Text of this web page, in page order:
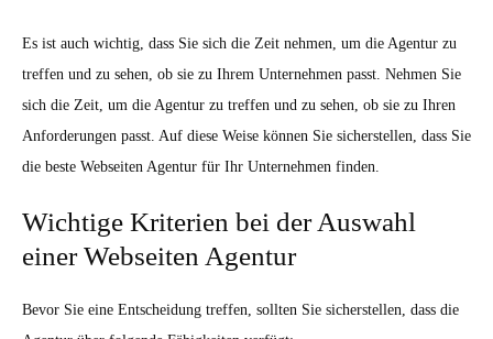
Es ist auch wichtig, dass Sie sich die Zeit nehmen, um die Agentur zu
treffen und zu sehen, ob sie zu Ihrem Unternehmen passt. Nehmen Sie
sich die Zeit, um die Agentur zu treffen und zu sehen, ob sie zu Ihren
Anforderungen passt. Auf diese Weise können Sie sicherstellen, dass Sie
die beste Webseiten Agentur für Ihr Unternehmen finden.
Wichtige Kriterien bei der Auswahl
einer Webseiten Agentur
Bevor Sie eine Entscheidung treffen, sollten Sie sicherstellen, dass die